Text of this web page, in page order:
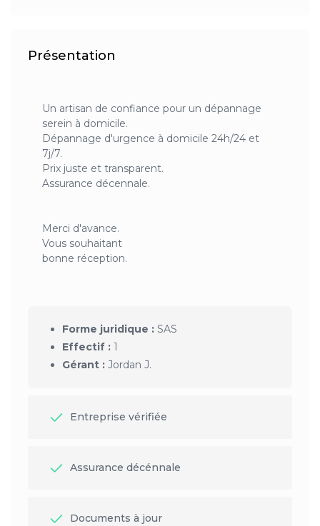
Présentation
Un artisan de confiance pour un dépannage
serein à domicile.
Dépannage d'urgence à domicile 24h/24 et
7j/7.
Prix juste et transparent.
Assurance décennale.
Merci d'avance.
Vous souhaitant
bonne réception.
Forme juridique : SAS
Effectif : 1
Gérant : Jordan J.
Entreprise vérifiée
Assurance décénnale
Documents à jour